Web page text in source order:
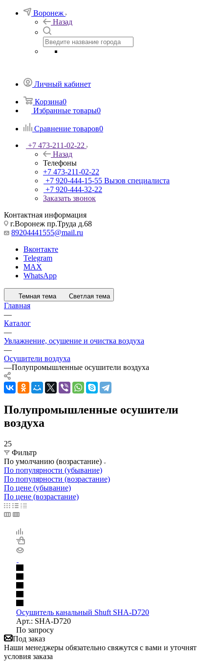
Воронеж
Назад
Личный кабинет
Корзина0
Избранные товары0
Сравнение товаров0
+7 473-211-02-22
Назад
Телефоны
+7 473-211-02-22
+7 920-444-15-55 Вызов специалиста
+7 920-444-32-22
Заказать звонок
Контактная информация
г.Воронеж пр.Труда д.68
89204441555@mail.ru
Вконтакте
Telegram
MAX
WhatsApp
Темная тема Светлая тема
Главная
—
Каталог
—
Увлажнение, осушение и очистка воздуха
—
Осушители воздуха
—Полупромышленные осушители воздуха
Полупромышленные осушители
воздуха
25
Фильтр
По умолчанию (возрастание)
По популярности (убывание)
По популярности (возрастание)
По цене (убывание)
По цене (возрастание)
Осушитель канальный Shuft SHA-D720
Арт.: SHA-D720
По запросу
Под заказ
Наши менеджеры обязательно свяжутся с вами и уточнят
условия заказа